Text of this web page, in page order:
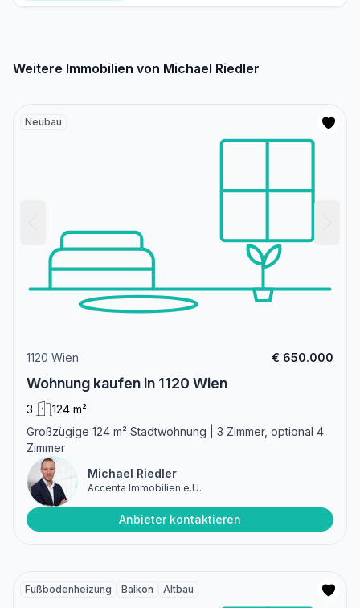
Weitere Immobilien von Michael Riedler
Neubau
1120 Wien € 650.000
Wohnung kaufen in 1120 Wien
3
124 m²
Großzügige 124 m² Stadtwohnung | 3 Zimmer, optional 4
Zimmer
Michael Riedler
Accenta Immobilien e.U.
Anbieter kontaktieren
Fußbodenheizung Balkon Altbau